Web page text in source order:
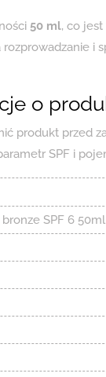
50 ml, co
i
o
produkt przed
SPF i
SPF 6 50ml